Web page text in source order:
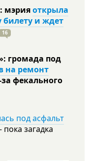
мэрияоткрыла
билету и ждет
16
громада под
на ремонт
фекального
под асфальт
загадка